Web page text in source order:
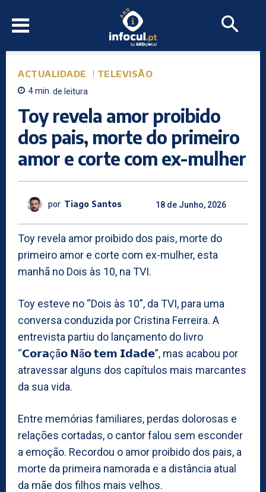
ACTUALIDADE TELEVISÃO
4min. de leitura
Toy revela amor proibido
dos pais, morte do primeiro
amor e corte com ex-mulher
por Tiago Santos 18 de Junho, 2026
Toy revela amor proibido dos pais, morte do
primeiro amor e corte com ex-mulher, esta
manhã no Dois às 10, na TVI.
Toy esteve no “Dois às 10”, da TVI, para uma
conversa conduzida por Cristina Ferreira. A
entrevista partiu do lançamento do livro
“𝗖𝗼𝗿𝗮çã𝗼 𝗡ã𝗼 𝘁𝗲𝗺 𝗜𝗱𝗮𝗱𝗲”, mas acabou por
atravessar alguns dos capítulos mais marcantes
da sua vida.
Entre memórias familiares, perdas dolorosas e
relações cortadas, o cantor falou sem esconder
a emoção. Recordou o amor proibido dos pais, a
morte da primeira namorada e a distância atual
da mãe dos filhos mais velhos.